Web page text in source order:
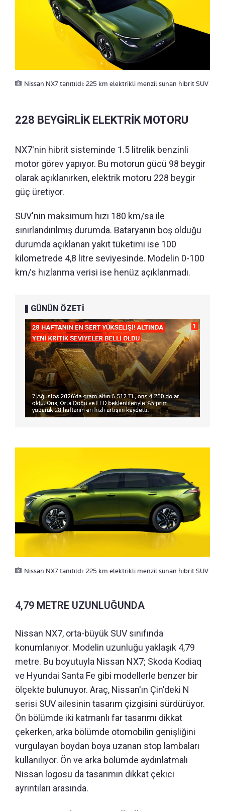
Nissan NX7 tanıtıldı: 225 km elektrikli menzil sunan hibrit SUV
228 BEYGİRLİK ELEKTRİK MOTORU
NX7'nin hibrit sisteminde 1.5 litrelik benzinli
motor görev yapıyor. Bu motorun gücü 98 beygir
olarak açıklanırken, elektrik motoru 228 beygir
güç üretiyor.
SUV'nin maksimum hızı 180 km/sa ile
sınırlandırılmış durumda. Bataryanın boş olduğu
durumda açıklanan yakıt tüketimi ise 100
kilometrede 4,8 litre seviyesinde. Modelin 0-100
km/s hızlanma verisi ise henüz açıklanmadı.
GÜNÜN ÖZETİ
Nissan NX7 tanıtıldı: 225 km elektrikli menzil sunan hibrit SUV
4,79 METRE UZUNLUĞUNDA
Nissan NX7, orta-büyük SUV sınıfında
konumlanıyor. Modelin uzunluğu yaklaşık 4,79
metre. Bu boyutuyla Nissan NX7; Skoda Kodiaq
ve Hyundai Santa Fe gibi modellerle benzer bir
ölçekte bulunuyor. Araç, Nissan'ın Çin'deki N
serisi SUV ailesinin tasarım çizgisini sürdürüyor.
Ön bölümde iki katmanlı far tasarımı dikkat
çekerken, arka bölümde otomobilin genişliğini
vurgulayan boydan boya uzanan stop lambaları
kullanılıyor. Ön ve arka bölümde aydınlatmalı
Nissan logosu da tasarımın dikkat çekici
ayrıntıları arasında.